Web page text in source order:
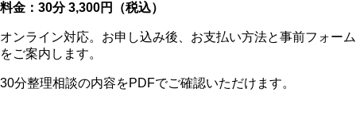
料金：30分 3,300円（税込）
オンライン対応。お申し込み後、お支払い方法と事前フォーム
をご案内します。
30分整理相談の内容をPDFでご確認いただけます。